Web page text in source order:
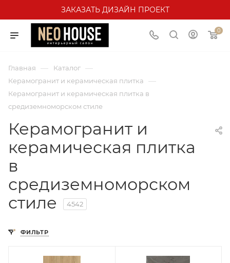
ЗАКАЗАТЬ ДИЗАЙН ПРОЕКТ
0
Главная — Каталог —
Керамогранит и керамическая плитка —
Керамогранит и керамическая плитка в
средиземноморском стиле
Керамогранит и
керамическая плитка
в
средиземноморском
стиле
4542
ФИЛЬТР